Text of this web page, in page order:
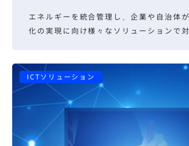
エネルギーを統合管理し、企業や自治体
化の実現に向け様々なソリューションで対
ICTソリューション